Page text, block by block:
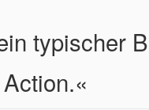
typischer